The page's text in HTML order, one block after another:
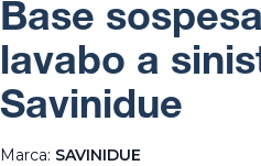
Base
lavabo a
Savinidue
Marca: SAVINIDUE